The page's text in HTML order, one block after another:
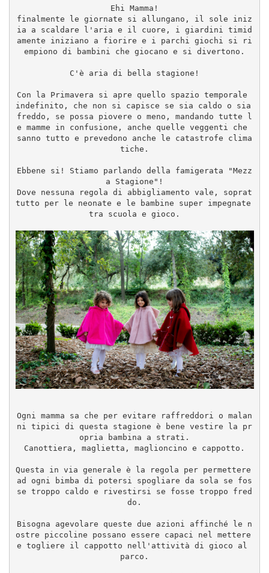
Ehi Mamma!
finalmente le giornate si allungano, il sole iniz
ia a scaldare l'aria e il cuore, i giardini timid
amente iniziano a fiorire e i parchi giochi si ri
empiono di bambini che giocano e si divertono.
C'è aria di bella stagione!
Con la Primavera si apre quello spazio temporale
indefinito, che non si capisce se sia caldo o sia
freddo, se possa piovere o meno, mandando tutte l
e mamme in confusione, anche quelle veggenti che
sanno tutto e prevedono anche le catastrofe clima
tiche.
Ebbene si! Stiamo parlando della famigerata "Mezz
a Stagione"!
Dove nessuna regola di abbigliamento vale, soprat
tutto per le neonate e le bambine super impegnate
tra scuola e gioco.
Ogni mamma sa che per evitare raffreddori o malan
ni tipici di questa stagione è bene vestire la pr
opria bambina a strati.
Canottiera, maglietta, maglioncino e cappotto.
Questa in via generale è la regola per permettere
ad ogni bimba di potersi spogliare da sola se fos
se troppo caldo e rivestirsi se fosse troppo fred
do.
Bisogna agevolare queste due azioni affinché le n
ostre piccoline possano essere capaci nel mettere
e togliere il cappotto nell'attività di gioco al
parco.